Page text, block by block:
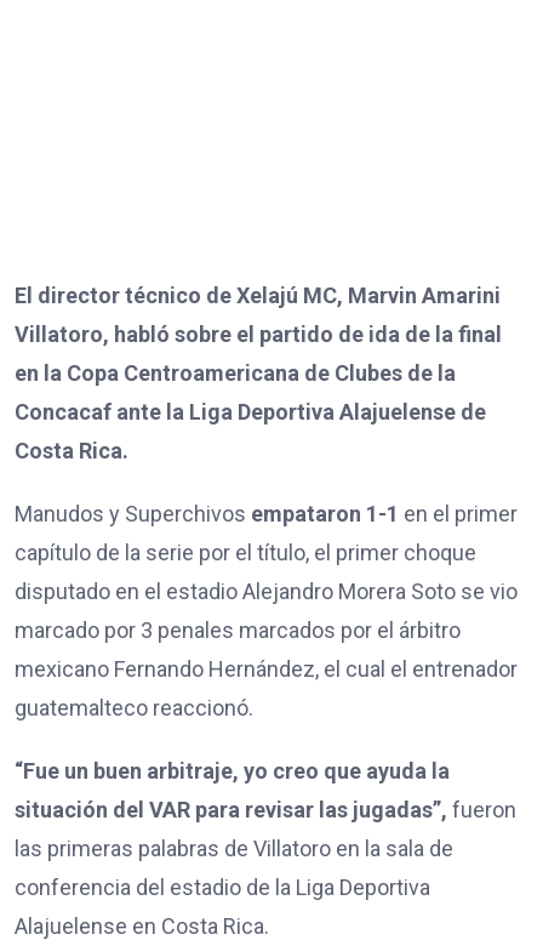
El director técnico de Xelajú MC, Marvin Amarini
Villatoro, habló sobre el partido de ida de la final
en la Copa Centroamericana de Clubes de la
Concacaf ante la Liga Deportiva Alajuelense de
Costa Rica.
Manudos y Superchivos empataron 1-1 en el primer
capítulo de la serie por el título, el primer choque
disputado en el estadio Alejandro Morera Soto se vio
marcado por 3 penales marcados por el árbitro
mexicano Fernando Hernández, el cual el entrenador
guatemalteco reaccionó.
“Fue un buen arbitraje, yo creo que ayuda la
situación del VAR para revisar las jugadas”, fueron
las primeras palabras de Villatoro en la sala de
conferencia del estadio de la Liga Deportiva
Alajuelense en Costa Rica.